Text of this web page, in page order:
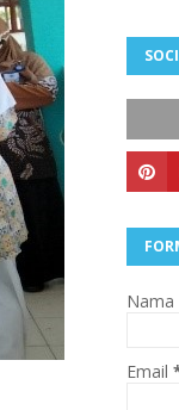
Nama
Email